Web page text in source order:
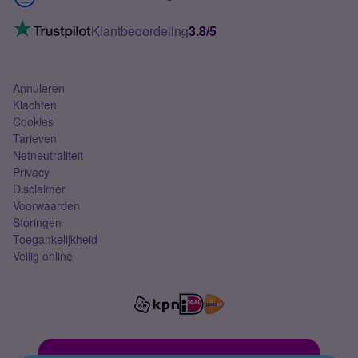
Mobiel internet
Mobiel abonnement
VoLTE 4G bellenKlantbeoordeling3.8/5
Annuleren
Klachten
Cookies
Tarieven
Netneutraliteit
Privacy
Disclaimer
Voorwaarden
Storingen
Toegankelijkheid
Veilig online